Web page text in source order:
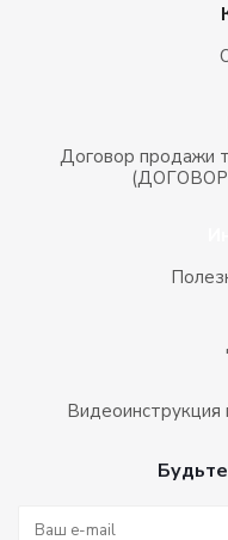
Договор продажи
Видеоинструкция